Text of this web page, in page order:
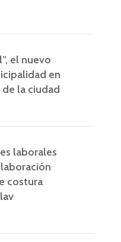
el nuevo
en
la ciudad
laborales
costura